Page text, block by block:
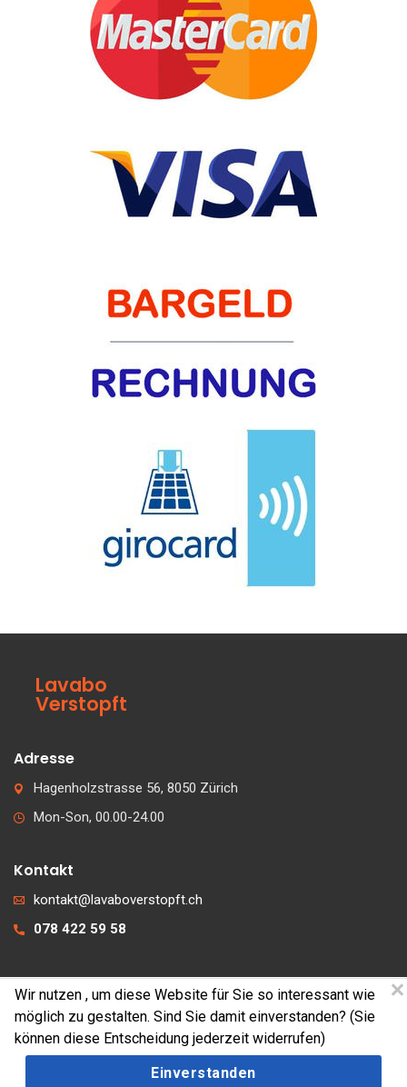
Lavabo
Verstopft
Adresse
Hagenholzstrasse 56, 8050 Zürich
Mon-Son, 00.00-24.00
Kontakt
kontakt@lavaboverstopft.ch
078 422 59 58
© 2026 lavaboverstopft.ch
Kontakt
Impressum
Cookies
Wir nutzen , um diese Website für Sie so interessant wie
möglich zu gestalten. Sind Sie damit einverstanden? (Sie
können diese Entscheidung jederzeit widerrufen)
Einverstanden